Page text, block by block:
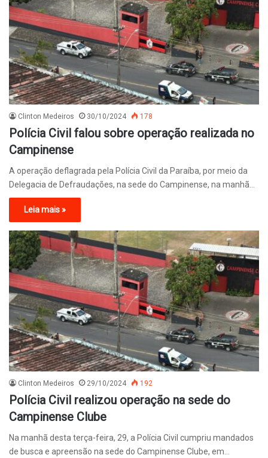
Clinton Medeiros 30/10/2024 178
Polícia Civil falou sobre operação realizada no
Campinense
A operação deflagrada pela Polícia Civil da Paraíba, por meio da
Delegacia de Defraudações, na sede do Campinense, na manhã…
Leia mais »
Clinton Medeiros 29/10/2024 192
Polícia Civil realizou operação na sede do
Campinense Clube
Na manhã desta terça-feira, 29, a Polícia Civil cumpriu mandados
de busca e apreensão na sede do Campinense Clube, em…